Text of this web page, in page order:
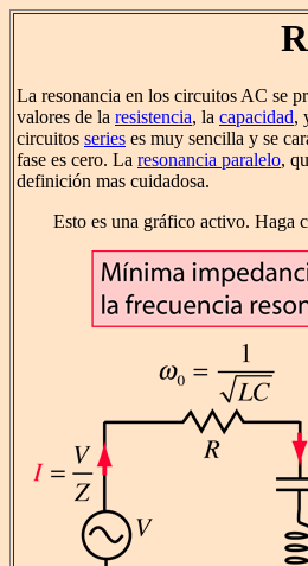
La resonancia en los circuitos AC se
valores de la resistencia, la capacidad,
circuitos series es muy sencilla y se
fase es cero. La resonancia paralelo,
definición mas cuidadosa.
Esto es una gráfico activo. Haga